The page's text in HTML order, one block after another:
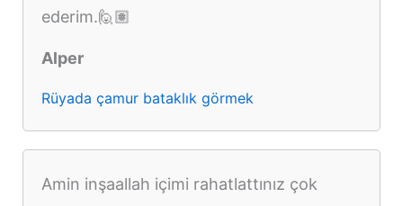
ederim.🙋🏽
Alper
Rüyada çamur bataklık görmek
Amin inşaallah içimi rahatlattınız çok